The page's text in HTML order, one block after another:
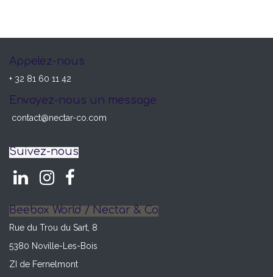
Appelez-nous
+ 32 81 60 11 42
Envoyez-nous un message
contact@nectar-co.com
Suivez-nous
Beebox World / Nectar & Co
Rue du Trou du Sart, 8
5380 Noville-Les-Bois
ZI de Fernelmont